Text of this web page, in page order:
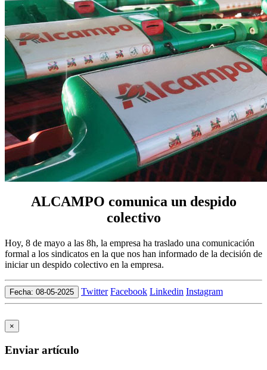
ALCAMPO comunica un despido
colectivo
Hoy, 8 de mayo a las 8h, la empresa ha traslado una comunicación
formal a los sindicatos en la que nos han informado de la decisión de
iniciar un despido colectivo en la empresa.
Fecha: 08-05-2025 Twitter Facebook Linkedin Instagram
×
Enviar artículo